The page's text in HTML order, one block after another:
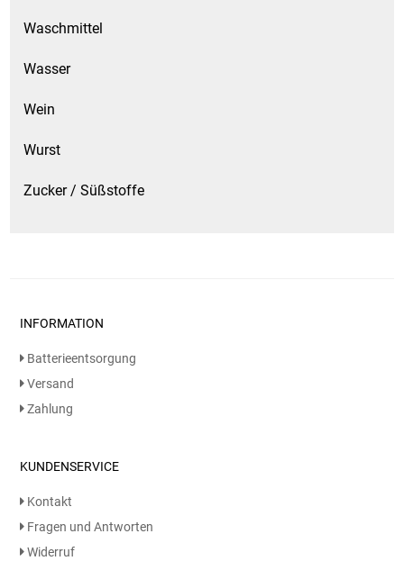
Waschmittel
Wasser
Wein
Wurst
Zucker / Süßstoffe
INFORMATION
Batterieentsorgung
Versand
Zahlung
KUNDENSERVICE
Kontakt
Fragen und Antworten
Widerruf